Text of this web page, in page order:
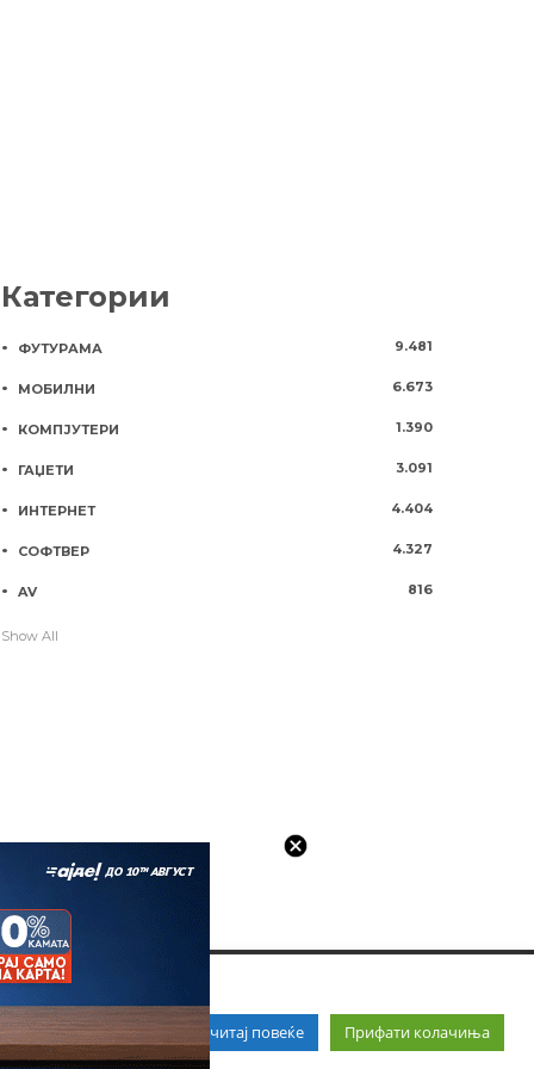
Категории
ФУТУРАМА 9.481
МОБИЛНИ 6.673
КОМПЈУТЕРИ 1.390
ГАЏЕТИ 3.091
ИНТЕРНЕТ 4.404
СОФТВЕР 4.327
AV 816
Show All
Прочитај повеќе Прифати колачиња